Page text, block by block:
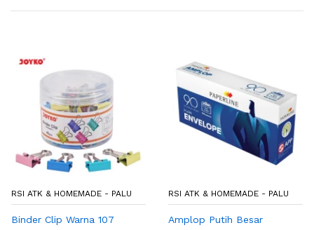
RSI ATK & HOMEMADE - PALU
Binder Clip Warna 107
RSI ATK & HOMEMADE - PALU
Amplop Putih Besar